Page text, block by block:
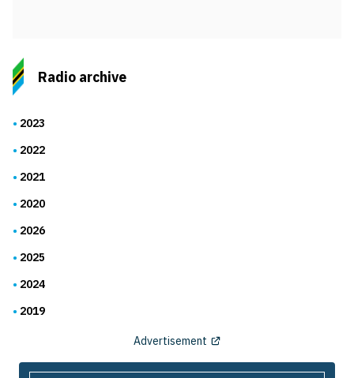
Radio archive
2023
2022
2021
2020
2026
2025
2024
2019
Advertisement